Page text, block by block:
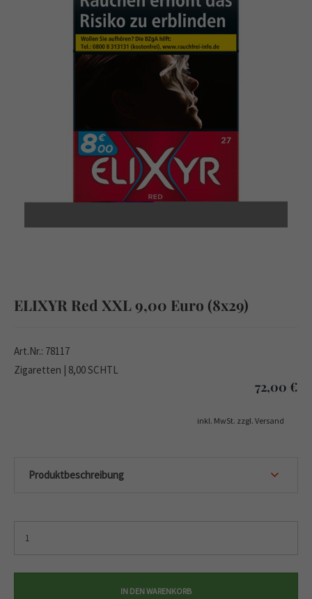
ELIXYR Red XXL 9,00 Euro (8x29)
Art.Nr.: 78117
Zigaretten | 8,00 SCHTL
72,00 €
inkl. MwSt. zzgl. Versand
Produktbeschreibung